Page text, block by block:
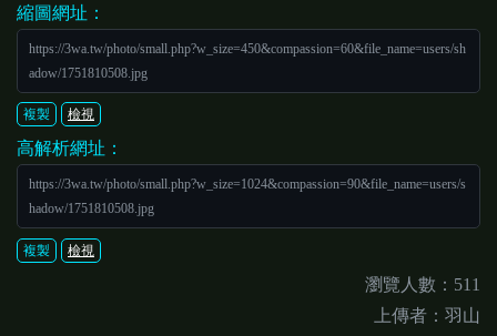
縮圖網址：
https://3wa.tw/photo/small.php?w_size=450&compassion=60&file_name=users/sh
adow/1751810508.jpg
複製 檢視
高解析網址：
https://3wa.tw/photo/small.php?w_size=1024&compassion=90&file_name=users/s
hadow/1751810508.jpg
複製 檢視
瀏覽人數：511
上傳者：羽山